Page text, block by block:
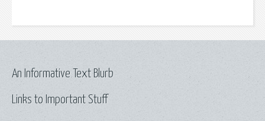
Links to Important Stuff
An Informative Text Blurb